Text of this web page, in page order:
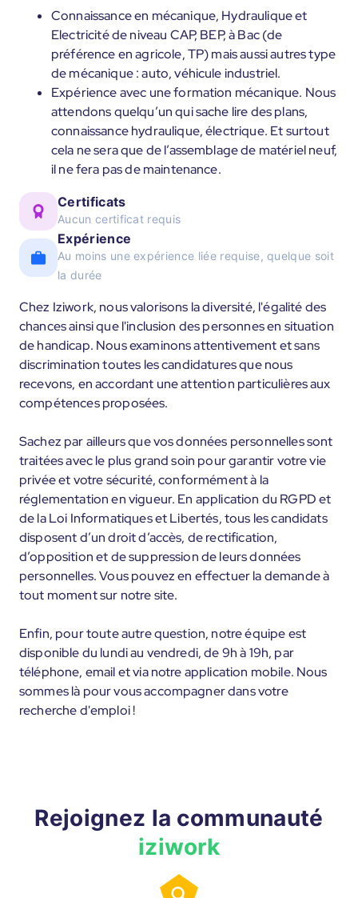
Connaissance en mécanique, Hydraulique et
Electricité de niveau CAP, BEP, à Bac (de
préférence en agricole, TP) mais aussi autres type
de mécanique : auto, véhicule industriel.
Expérience avec une formation mécanique. Nous
attendons quelqu’un qui sache lire des plans,
connaissance hydraulique, électrique. Et surtout
cela ne sera que de l’assemblage de matériel neuf,
il ne fera pas de maintenance.
Certificats
Aucun certificat requis
Expérience
Au moins une expérience liée requise, quelque soit
la durée
Chez Iziwork, nous valorisons la diversité, l'égalité des
chances ainsi que l'inclusion des personnes en situation
de handicap. Nous examinons attentivement et sans
discrimination toutes les candidatures que nous
recevons, en accordant une attention particulières aux
compétences proposées.
Sachez par ailleurs que vos données personnelles sont
traitées avec le plus grand soin pour garantir votre vie
privée et votre sécurité, conformément à la
réglementation en vigueur. En application du RGPD et
de la Loi Informatiques et Libertés, tous les candidats
disposent d’un droit d’accès, de rectification,
d’opposition et de suppression de leurs données
personnelles. Vous pouvez en effectuer la demande à
tout moment sur notre site.
Enfin, pour toute autre question, notre équipe est
disponible du lundi au vendredi, de 9h à 19h, par
téléphone, email et via notre application mobile. Nous
sommes là pour vous accompagner dans votre
recherche d'emploi !
Rejoignez la communauté
iziwork